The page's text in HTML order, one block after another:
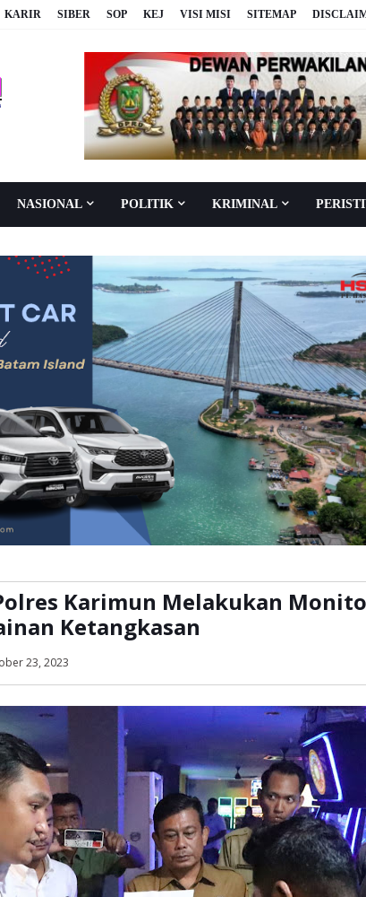
KARIR SIBER SOP KEJ VISI MISI SITEMAP
NASIONAL POLITIK KRIMINAL
Karimun Melakukan
Ketangkasan
23, 2023